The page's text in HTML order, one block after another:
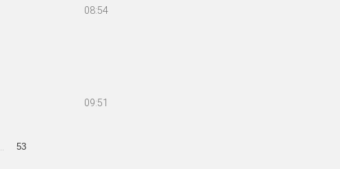
08:54
09:51
53